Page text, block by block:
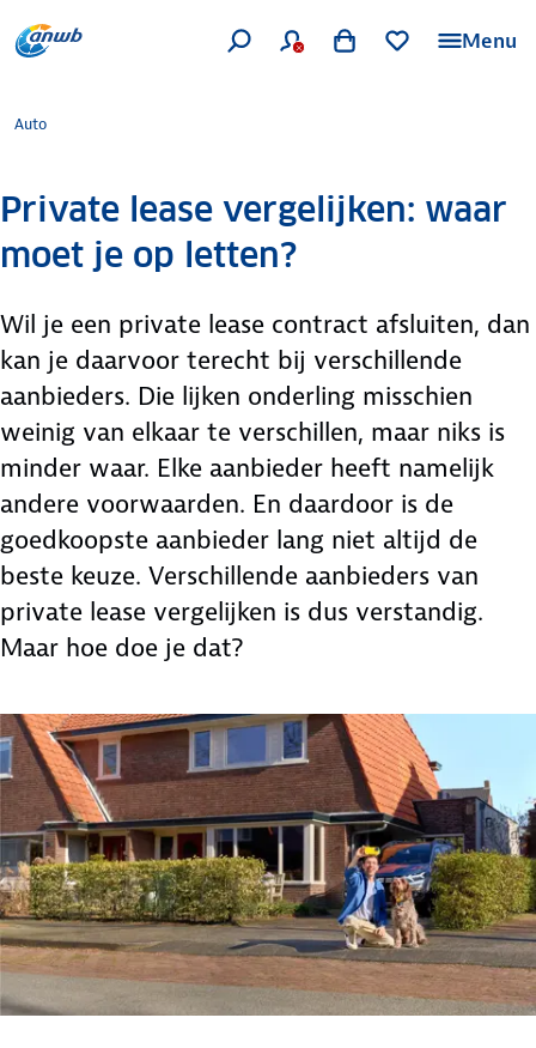
Menu
Auto
Private lease vergelijken: waar
moet je op letten?
Wil je een private lease contract afsluiten, dan
kan je daarvoor terecht bij verschillende
aanbieders. Die lijken onderling misschien
weinig van elkaar te verschillen, maar niks is
minder waar. Elke aanbieder heeft namelijk
andere voorwaarden. En daardoor is de
goedkoopste aanbieder lang niet altijd de
beste keuze. Verschillende aanbieders van
private lease vergelijken is dus verstandig.
Maar hoe doe je dat?